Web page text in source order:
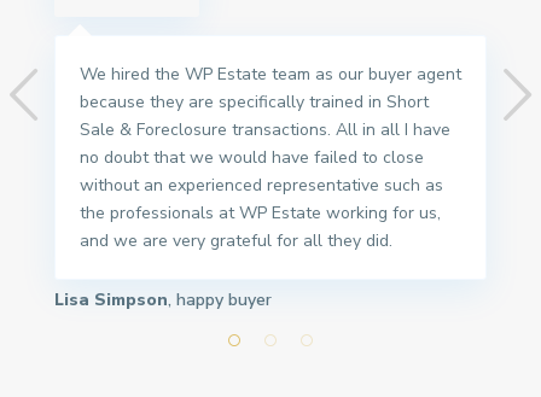
We hired the WP Estate team as our buyer agent
because they are specifically trained in Short
Sale & Foreclosure transactions. All in all I have
no doubt that we would have failed to close
without an experienced representative such as
the professionals at WP Estate working for us,
and we are very grateful for all they did.
Lisa Simpson, happy buyer